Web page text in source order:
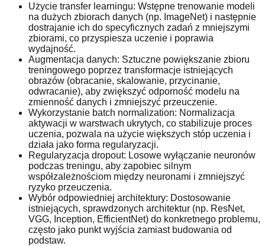
Użycie transfer learningu: Wstępne trenowanie modeli
na dużych zbiorach danych (np. ImageNet) i następnie
dostrajanie ich do specyficznych zadań z mniejszymi
zbiorami, co przyspiesza uczenie i poprawia
wydajność.
Augmentacja danych: Sztuczne powiększanie zbioru
treningowego poprzez transformacje istniejących
obrazów (obracanie, skalowanie, przycinanie,
odwracanie), aby zwiększyć odporność modelu na
zmienność danych i zmniejszyć przeuczenie.
Wykorzystanie batch normalization: Normalizacja
aktywacji w warstwach ukrytych, co stabilizuje proces
uczenia, pozwala na użycie większych stóp uczenia i
działa jako forma regularyzacji.
Regularyzacja dropout: Losowe wyłączanie neuronów
podczas treningu, aby zapobiec silnym
współzależnościom między neuronami i zmniejszyć
ryzyko przeuczenia.
Wybór odpowiedniej architektury: Dostosowanie
istniejących, sprawdzonych architektur (np. ResNet,
VGG, Inception, EfficientNet) do konkretnego problemu,
często jako punkt wyjścia zamiast budowania od
podstaw.